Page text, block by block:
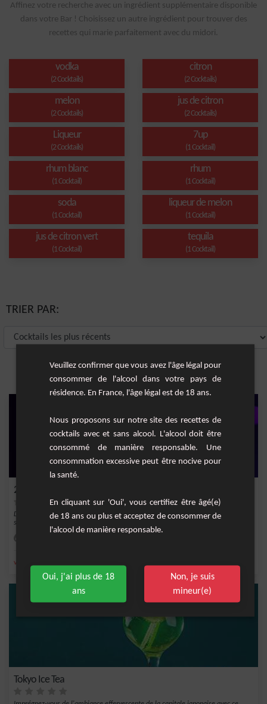
Affinez votre recherche avec un ingrédient supplémentaire disponible
dans votre Bar ! Choisissez un autre ingrédient pour trouver des
recettes qui marie parfaitement avec du midori.
vodka
(2 Cocktails)
citron
(2 Cocktails)
melon
(2 Cocktails)
jus de citron
(2 Cocktails)
Liqueur
(2 Cocktails)
7up
(1 Cocktail)
rhum blanc
(1 Cocktail)
rhum
(1 Cocktail)
soda
(1 Cocktail)
liqueur de melon
(1 Cocktail)
jus de citron vert
(1 Cocktail)
tequila
(1 Cocktail)
TRIER PAR:
2F Bubbles
Découvrez le 2F Bubbles, un cocktail raffiné qui vous séduira par son mélange
subtil de...
vodka
Tokyo Ice Tea
Veuillez confirmer que vous avez l'âge légal pour
consommer de l'alcool dans votre pays de
résidence. En France, l'âge légal est de 18 ans.
Nous proposons sur notre site des recettes de
cocktails avec et sans alcool. L'alcool doit être
consommé de manière responsable. Une
consommation excessive peut être nocive pour
la santé.
En cliquant sur 'Oui', vous certifiez être âgé(e)
de 18 ans ou plus et acceptez de consommer de
l'alcool de manière responsable.
Oui, j'ai plus de 18
ans
Non, je suis
mineur(e)